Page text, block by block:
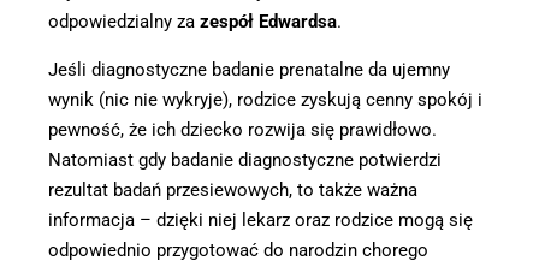
odpowiedzialny za zespół Edwardsa.
Jeśli diagnostyczne badanie prenatalne da ujemny
wynik (nic nie wykryje), rodzice zyskują cenny spokój i
pewność, że ich dziecko rozwija się prawidłowo.
Natomiast gdy badanie diagnostyczne potwierdzi
rezultat badań przesiewowych, to także ważna
informacja – dzięki niej lekarz oraz rodzice mogą się
odpowiednio przygotować do narodzin chorego